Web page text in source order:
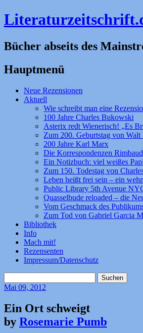
Bücher abseits des
Hauptmenü
Zum
Inhalt
Neue Rezensionen
Aktuell
Wie schreibt man eine
100 Jahre Charles Bukowski
Asterix redt Wienerisch! „Es
Zum 200. Geburtstag von Walt
200 Jahre Karl Marx
Die Korrespondenzen
Ein Notizbuch: viel weißes
Zum 150. Todestag von
Leben heißt frei sein – ein
Public Library 5th Avenue
Quasselbude reloaded – die
Vom Geschmack des
Zum Tod von Gabriel Garcia
Bibliothek
Info
Mach mit!
Rezensenten
Impressum/Datenschutz
nach:
Mai 09, 2012
Ein Ort schweigt
by Rosemarie Pumb